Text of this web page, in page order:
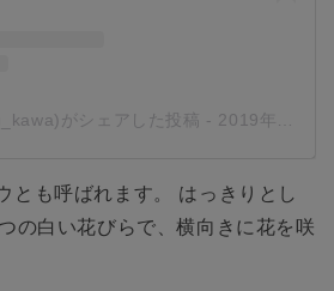
がシェアした投稿 - 2019年 6月月15日午前7時12分PDT
とも呼ばれます。 はっきりとし
の白い花びらで、横向きに花を咲